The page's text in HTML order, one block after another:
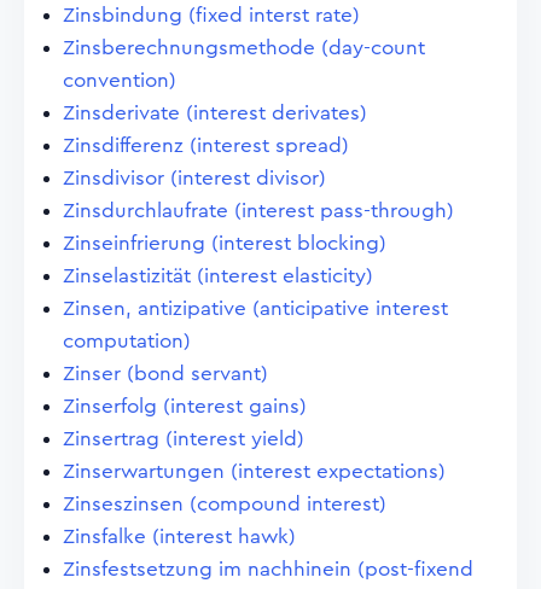
Zinsbindung (fixed interst rate)
Zinsberechnungsmethode (day-count
convention)
Zinsderivate (interest derivates)
Zinsdifferenz (interest spread)
Zinsdivisor (interest divisor)
Zinsdurchlaufrate (interest pass-through)
Zinseinfrierung (interest blocking)
Zinselastizität (interest elasticity)
Zinsen, antizipative (anticipative interest
computation)
Zinser (bond servant)
Zinserfolg (interest gains)
Zinsertrag (interest yield)
Zinserwartungen (interest expectations)
Zinseszinsen (compound interest)
Zinsfalke (interest hawk)
Zinsfestsetzung im nachhinein (post-fixend